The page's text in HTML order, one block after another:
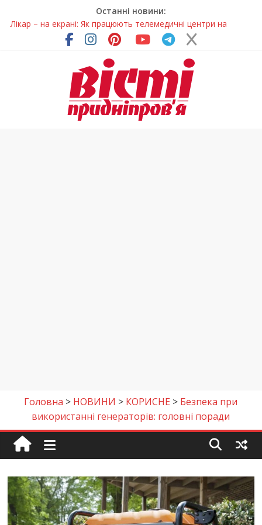
Останні новини:
Лікар – на екрані: Як працюють телемедичні центри на
Дніпропетровщині
У Дніпрі триває масштабна підготовка до опалювального
Пошуки тривають: на Дніпропетровщині досліджують місце
розташування легендарного монастиря (Фото)
Ветерани Дніпропетровщини отримують шанс на власне
Головна > НОВИНИ > КОРИСНЕ > Безпека при
використанні генераторів: головні поради